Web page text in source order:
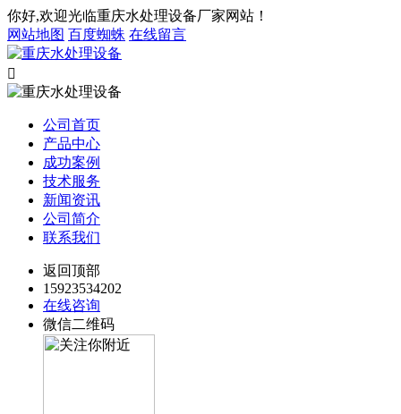
你好,欢迎光临重庆水处理设备厂家网站！
网站地图 百度蜘蛛 在线留言

公司首页
产品中心
成功案例
技术服务
新闻资讯
公司简介
联系我们
返回顶部
15923534202
在线咨询
微信二维码